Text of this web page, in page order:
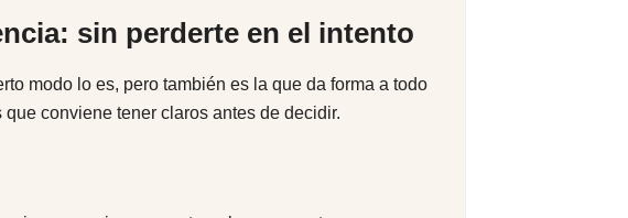
sin perderte en el intento
modo lo es, pero también es la que da forma a todo
conviene tener claros antes de decidir.